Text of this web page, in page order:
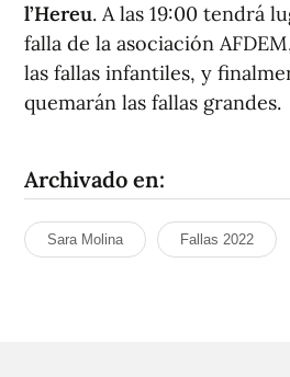
l’Hereu. A las 19:00 tendrá
falla de la asociación
las fallas infantiles, y
quemarán las fallas grandes.
Archivado en:
Sara Molina Fallas 2022